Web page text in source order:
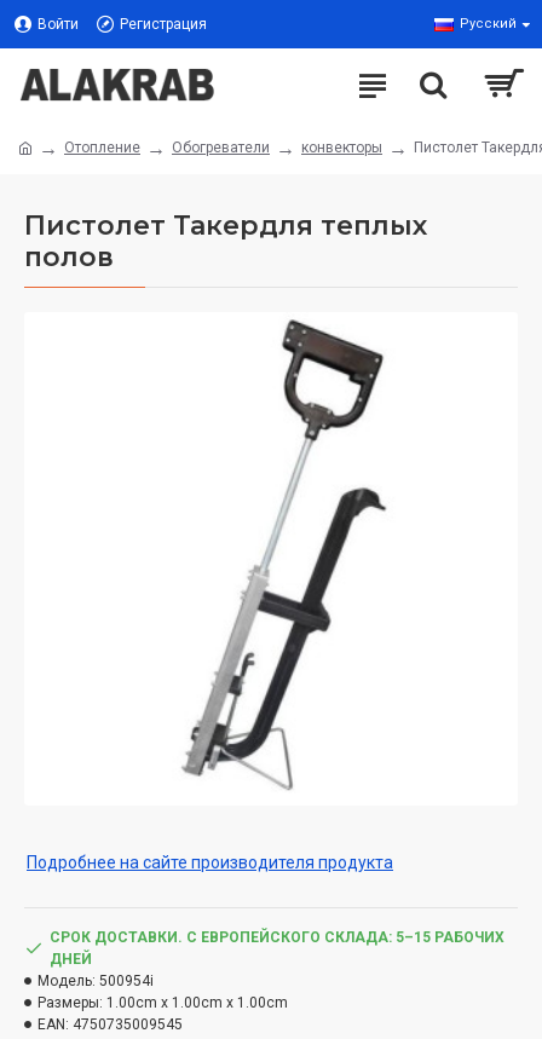
Войти Регистрация Русский
Отопление Обогреватели конвекторы Пистолет
Пистолет Такердля теплых
полов
Подробнее на сайте производителя продукта
СРОК ДОСТАВКИ. С ЕВРОПЕЙСКОГО СКЛАДА: 5–15 РАБОЧИХ
ДНЕЙ
Модель: 500954i
Размеры: 1.00cm x 1.00cm x 1.00cm
EAN: 4750735009545